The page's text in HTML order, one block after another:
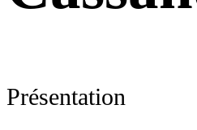
Présentation